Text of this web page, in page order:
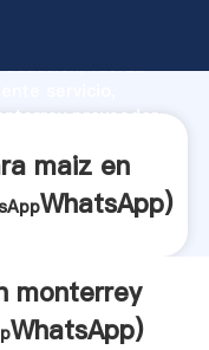
fuerza
proveedor
maiz en
WhatsApp)
monterrey
WhatsApp)